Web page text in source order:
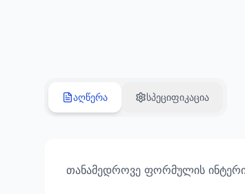
აღწერა სპეციფიკაცია
თანამედროვე ფორმულის